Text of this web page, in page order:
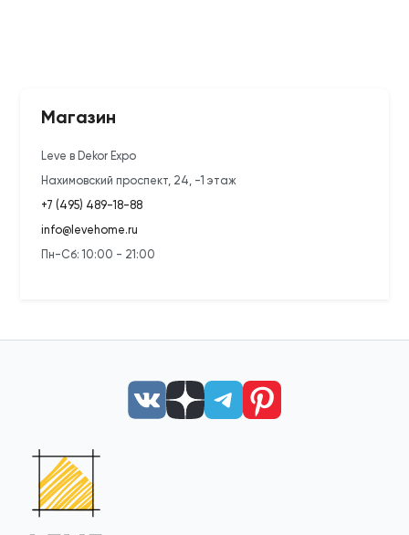
Магазин
Leve в Dekor Expo
Нахимовский проспект, 24, -1 этаж
+7 (495) 489-18-88
info@levehome.ru
Пн-Сб: 10:00 - 21:00